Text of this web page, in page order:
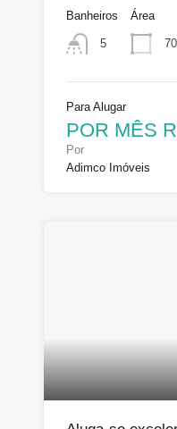
Banheiros
5
Área
Para Alugar
POR MÊS
Por
Adimco Imóveis